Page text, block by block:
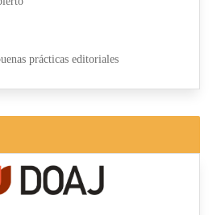
prácticas editoriales